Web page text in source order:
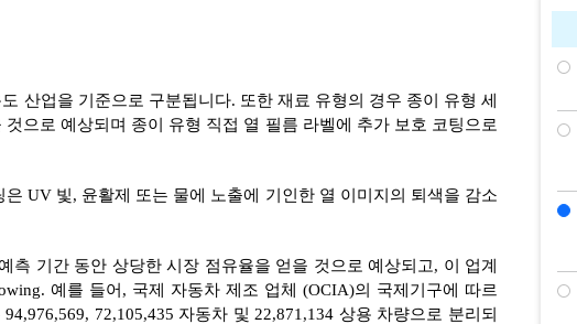
산업을 기준으로 구분됩니다. 또한 재료 유형의 경우 종이 유형 세
으로 예상되며 종이 유형 직접 열 필름 라벨에 추가 보호 코팅으로
UV 빛, 윤활제 또는 물에 노출에 기인한 열 이미지의 퇴색을 감소
측 기간 동안 상당한 시장 점유율을 얻을 것으로 예상되고, 이 업계
예를 들어, 국제 자동차 제조 업체 (OCIA)의 국제기구에 따르
72,105,435 자동차 및 22,871,134 상용 차량으로 분리되